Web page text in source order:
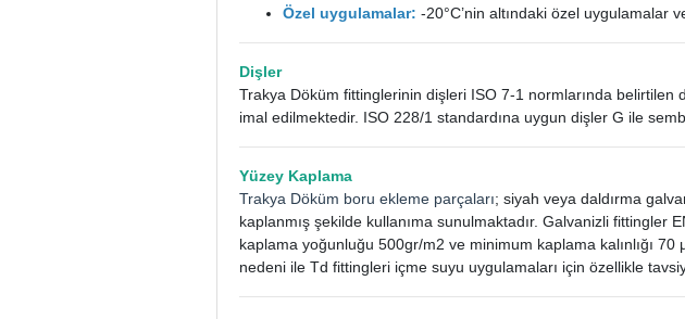
Özel uygulamalar:-20°C’nin altındaki özel uygulamalar
Dişler
Trakya Döküm fittinglerinin dişleri ISO 7-1 normlarında
imal edilmektedir. ISO 228/1 standardına uygun dişler G ile
Yüzey Kaplama
Trakya Döküm boru ekleme parçaları; siyah veya daldırma
kaplanmış şekilde kullanıma sunulmaktadır. Galvanizli fittingler
kaplama yoğunluğu 500gr/m2 ve minimum kaplama kalınlığı
nedeni ile Td fittingleri içme suyu uygulamaları için özellikle